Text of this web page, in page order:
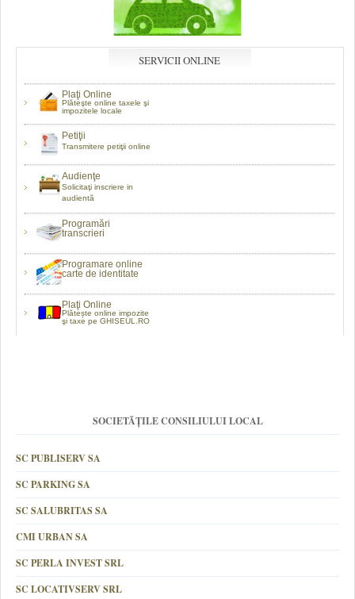
SERVICII ONLINE
Plaţi Online
Plăteşte online taxele şi
impozitele locale
Petiţii
Transmitere petiţii online
Audienţe
Solicitaţi inscriere in
audientă
Programări
transcrieri
Programare online
carte de identitate
Plaţi Online
Plătește online impozite
şi taxe pe GHISEUL.RO
SOCIETĂȚILE CONSILIULUI LOCAL
SC PUBLISERV SA
SC PARKING SA
SC SALUBRITAS SA
CMI URBAN SA
SC PERLA INVEST SRL
SC LOCATIVSERV SRL